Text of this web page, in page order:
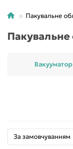
Пакувальне